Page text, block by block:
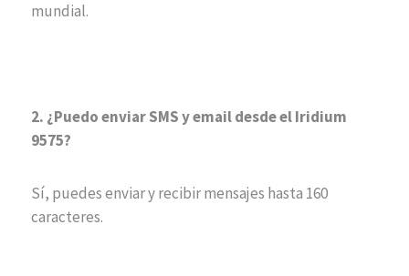
mundial.
2. ¿Puedo enviar SMS y email desde el Iridium
9575?
Sí, puedes enviar y recibir mensajes hasta 160
caracteres.